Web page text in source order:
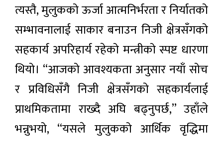
त्यस्तै, मुलुकको ऊर्जा आत्मनिर्भरता र निर्यातको
सम्भावनालाई साकार बनाउन निजी क्षेत्रसँगको
सहकार्य अपरिहार्य रहेको मन्त्रीको स्पष्ट धारणा
थियो। “आजको आवश्यकता अनुसार नयाँ सोच
र प्रविधिसँगै निजी क्षेत्रसँगको सहकार्यलाई
प्राथमिकतामा राख्दै अघि बढ्नुपर्छ,” उहाँले
भन्नुभयो, “यसले मुलुकको आर्थिक वृद्धिमा